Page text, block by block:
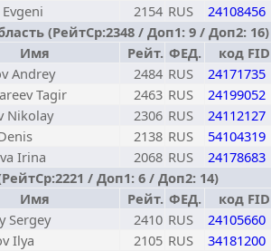
2154 RUS
24108456
(РейтСр:2348 / Доп1: 9 / Доп2: 16)
Имя Рейт. ФЕД.
код
Andrey 2484 RUS
24171735
Tagir 2463 RUS
24199052
Nikolay 2306 RUS
24112127
2138 RUS
54104319
Irina 2068 RUS
24178683
/ Доп1: 6 / Доп2: 14)
Имя Рейт. ФЕД.
код
Sergey 2410 RUS
24105660
Ilya 2105 RUS
34181200